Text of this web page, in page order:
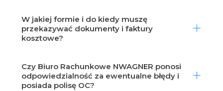
W jakiej formie i do kiedy muszę
przekazywać dokumenty i faktury
kosztowe?
Czy Biuro Rachunkowe NWAGNER ponosi
odpowiedzialność za ewentualne błędy i
posiada polisę OC?